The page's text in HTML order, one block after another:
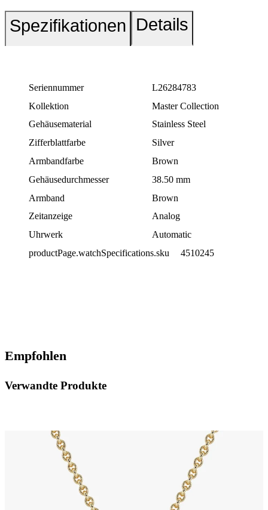
Spezifikationen Details
Seriennummer
L26284783
Kollektion
Master Collection
Gehäusematerial
Stainless Steel
Zifferblattfarbe
Silver
Armbandfarbe
Brown
Gehäusedurchmesser
38.50 mm
Armband
Brown
Zeitanzeige
Analog
Uhrwerk
Automatic
productPage.watchSpecifications.sku
4510245
Empfohlen
Verwandte Produkte